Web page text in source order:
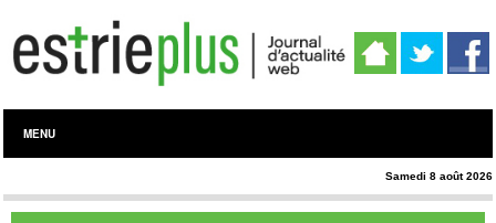
MENU
Samedi 8 août 2026